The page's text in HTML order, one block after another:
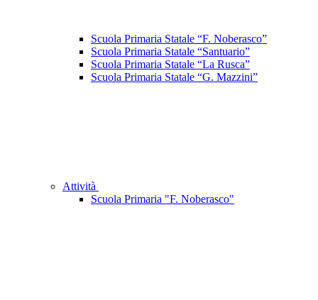
Scuola Primaria Statale “F. Noberasco”
Scuola Primaria Statale “Santuario”
Scuola Primaria Statale “La Rusca”
Scuola Primaria Statale “G. Mazzini”
Attività
Scuola Primaria "F. Noberasco"